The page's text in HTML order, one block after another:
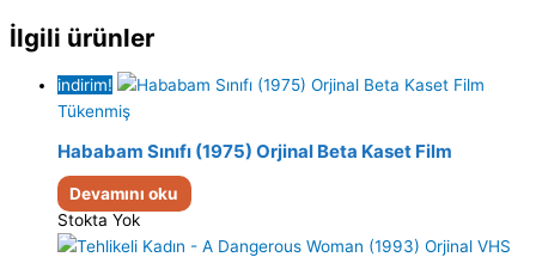
İlgili ürünler
indirim!
Tükenmiş
Hababam Sınıfı (1975) Orjinal Beta Kaset Film
Devamını oku
Stokta Yok